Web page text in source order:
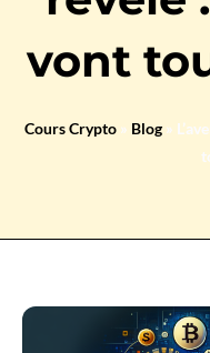
vont
Cours Crypto » Blog »